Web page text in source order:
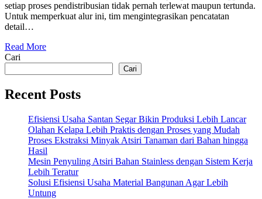
setiap proses pendistribusian tidak pernah terlewat maupun tertunda.
Untuk memperkuat alur ini, tim mengintegrasikan pencatatan
detail…
Read More
Cari
Cari
Recent Posts
Efisiensi Usaha Santan Segar Bikin Produksi Lebih Lancar
Olahan Kelapa Lebih Praktis dengan Proses yang Mudah
Proses Ekstraksi Minyak Atsiri Tanaman dari Bahan hingga
Hasil
Mesin Penyuling Atsiri Bahan Stainless dengan Sistem Kerja
Lebih Teratur
Solusi Efisiensi Usaha Material Bangunan Agar Lebih
Untung